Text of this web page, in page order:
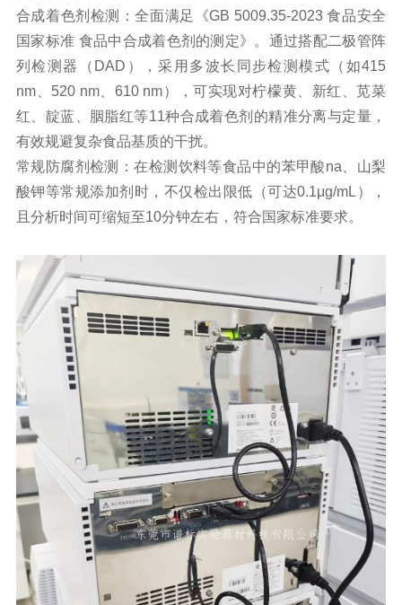
合成着色剂检测：全面满足《GB 5009.35-2023 食品安全
国家标准 食品中合成着色剂的测定》。通过搭配二极管阵
列检测器（DAD），采用多波长同步检测模式（如415
nm、520 nm、610 nm），可实现对柠檬黄、新红、苋菜
红、靛蓝、胭脂红等11种合成着色剂的精准分离与定量，
有效规避复杂食品基质的干扰。
常规防腐剂检测：在检测饮料等食品中的苯甲酸na、山梨
酸钾等常规添加剂时，不仅检出限低（可达0.1μg/mL），
且分析时间可缩短至10分钟左右，符合国家标准要求。